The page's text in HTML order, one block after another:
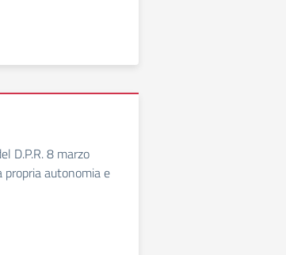
D.P.R. 8 marzo
propria autonomia e